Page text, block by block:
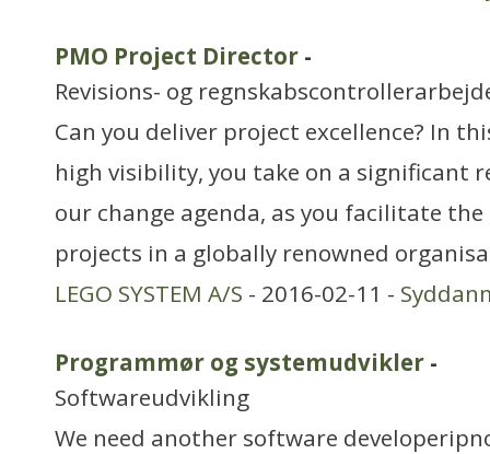
PMO Project Director -
Revisions- og
Can you deliver project excellence? In
high visibility, you take on a significant
our change agenda, as you facilitate
projects in a globally renowned
LEGO SYSTEM A/S - 2016-02-11 -
Programmør og systemudvikler -
Softwareudvikling
We need another software